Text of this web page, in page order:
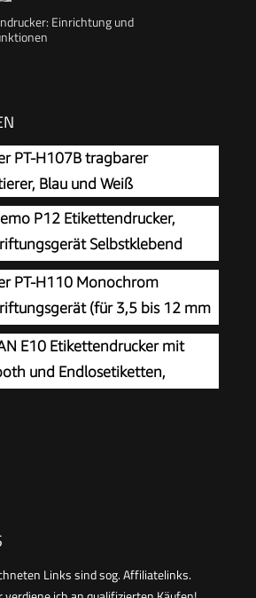
Einrichtung und
PT-H107B tragbarer
Blau und Weiß
P12 Etikettendrucker,
Selbstklebend
PT-H110 Monochrom
(für 3,5 bis 12 mm
Schriftbänder, bis zu 20
E10 Etikettendrucker mit
und Endlosetiketten,
Links sind sog. Affiliatelinks.